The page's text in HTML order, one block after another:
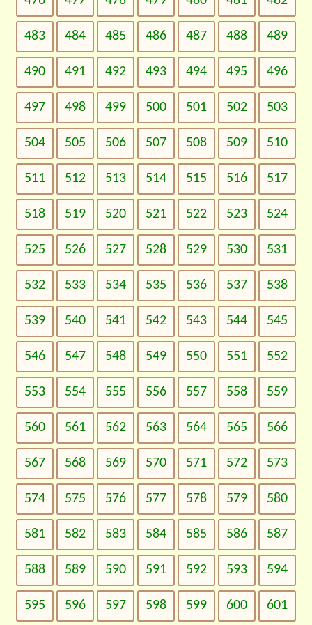
483 484 485 486 487 488 489
490 491 492 493 494 495 496
497 498 499 500 501 502 503
504 505 506 507 508 509 510
511 512 513 514 515 516 517
518 519 520 521 522 523 524
525 526 527 528 529 530 531
532 533 534 535 536 537 538
539 540 541 542 543 544 545
546 547 548 549 550 551 552
553 554 555 556 557 558 559
560 561 562 563 564 565 566
567 568 569 570 571 572 573
574 575 576 577 578 579 580
581 582 583 584 585 586 587
588 589 590 591 592 593 594
595 596 597 598 599 600 601